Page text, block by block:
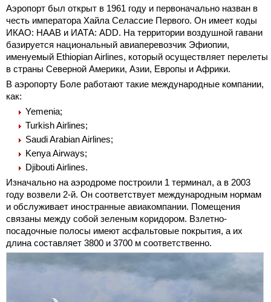
Аэропорт был открыт в 1961 году и первоначально назван в
честь императора Хайла Селассие Первого. Он имеет коды
ИКАО: HAAB и ИАТА: ADD. На территории воздушной гавани
базируется национальный авиаперевозчик Эфиопии,
именуемый Ethiopian Airlines, который осуществляет перелеты
в страны Северной Америки, Азии, Европы и Африки.
В аэропорту Боле работают такие международные компании,
как:
Yemenia;
Turkish Airlines;
Saudi Arabian Airlines;
Kenya Airways;
Djibouti Airlines.
Изначально на аэродроме построили 1 терминал, а в 2003
году возвели 2-й. Он соответствует международным нормам
и обслуживает иностранные авиакомпании. Помещения
связаны между собой зеленым коридором. Взлетно-
посадочные полосы имеют асфальтовые покрытия, а их
длина составляет 3800 и 3700 м соответственно.